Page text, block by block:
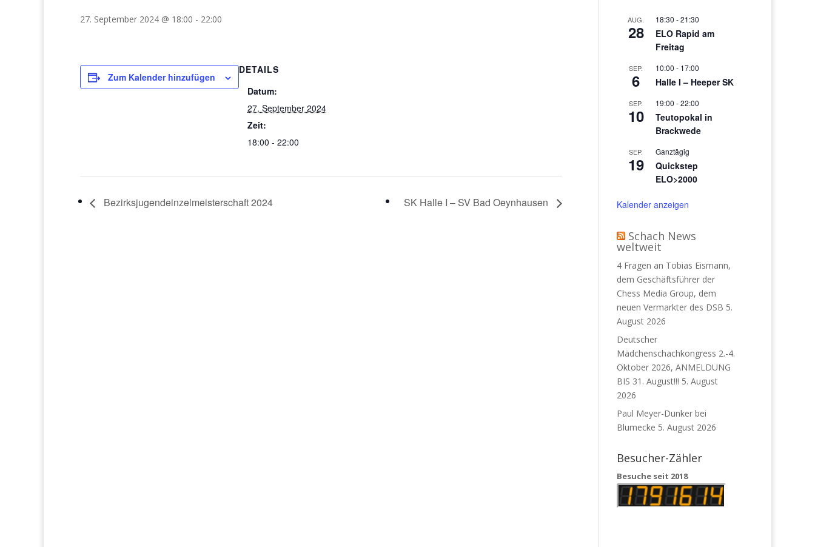
27. September 2024 @ 18:00 - 22:00
Zum Kalender hinzufügen
DETAILS
Datum:
27. September 2024
Zeit:
18:00 - 22:00
Bezirksjugendeinzelmeisterschaft 2024 SK Halle I – SV Bad Oeynhausen
AUG.
28
18:30 -21:30
ELO Rapid am
Freitag
SEP.
6
10:00 - 17:00
Halle I – Heeper SK
SEP.
10
19:00 -22:00
Teutopokal in
Brackwede
SEP.
19
Ganztägig
Quickstep
ELO>2000
Kalender anzeigen
Schach News
weltweit
4 Fragen an Tobias Eismann,
dem Geschäftsführer der
Chess Media Group, dem
neuen Vermarkter des DSB 5.
August 2026
Deutscher
Mädchenschachkongress 2.-4.
Oktober 2026, ANMELDUNG
BIS 31. August!!! 5. August
2026
Paul Meyer-Dunker bei
Blumecke 5. August 2026
Besucher-Zähler
Besuche seit 2018